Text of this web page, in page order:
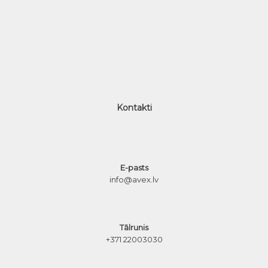
Kontakti
E-pasts
info@avex.lv
Tālrunis
+371 22003030